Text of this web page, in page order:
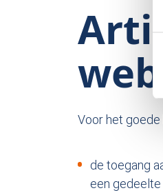
Voor het
de toegang
een